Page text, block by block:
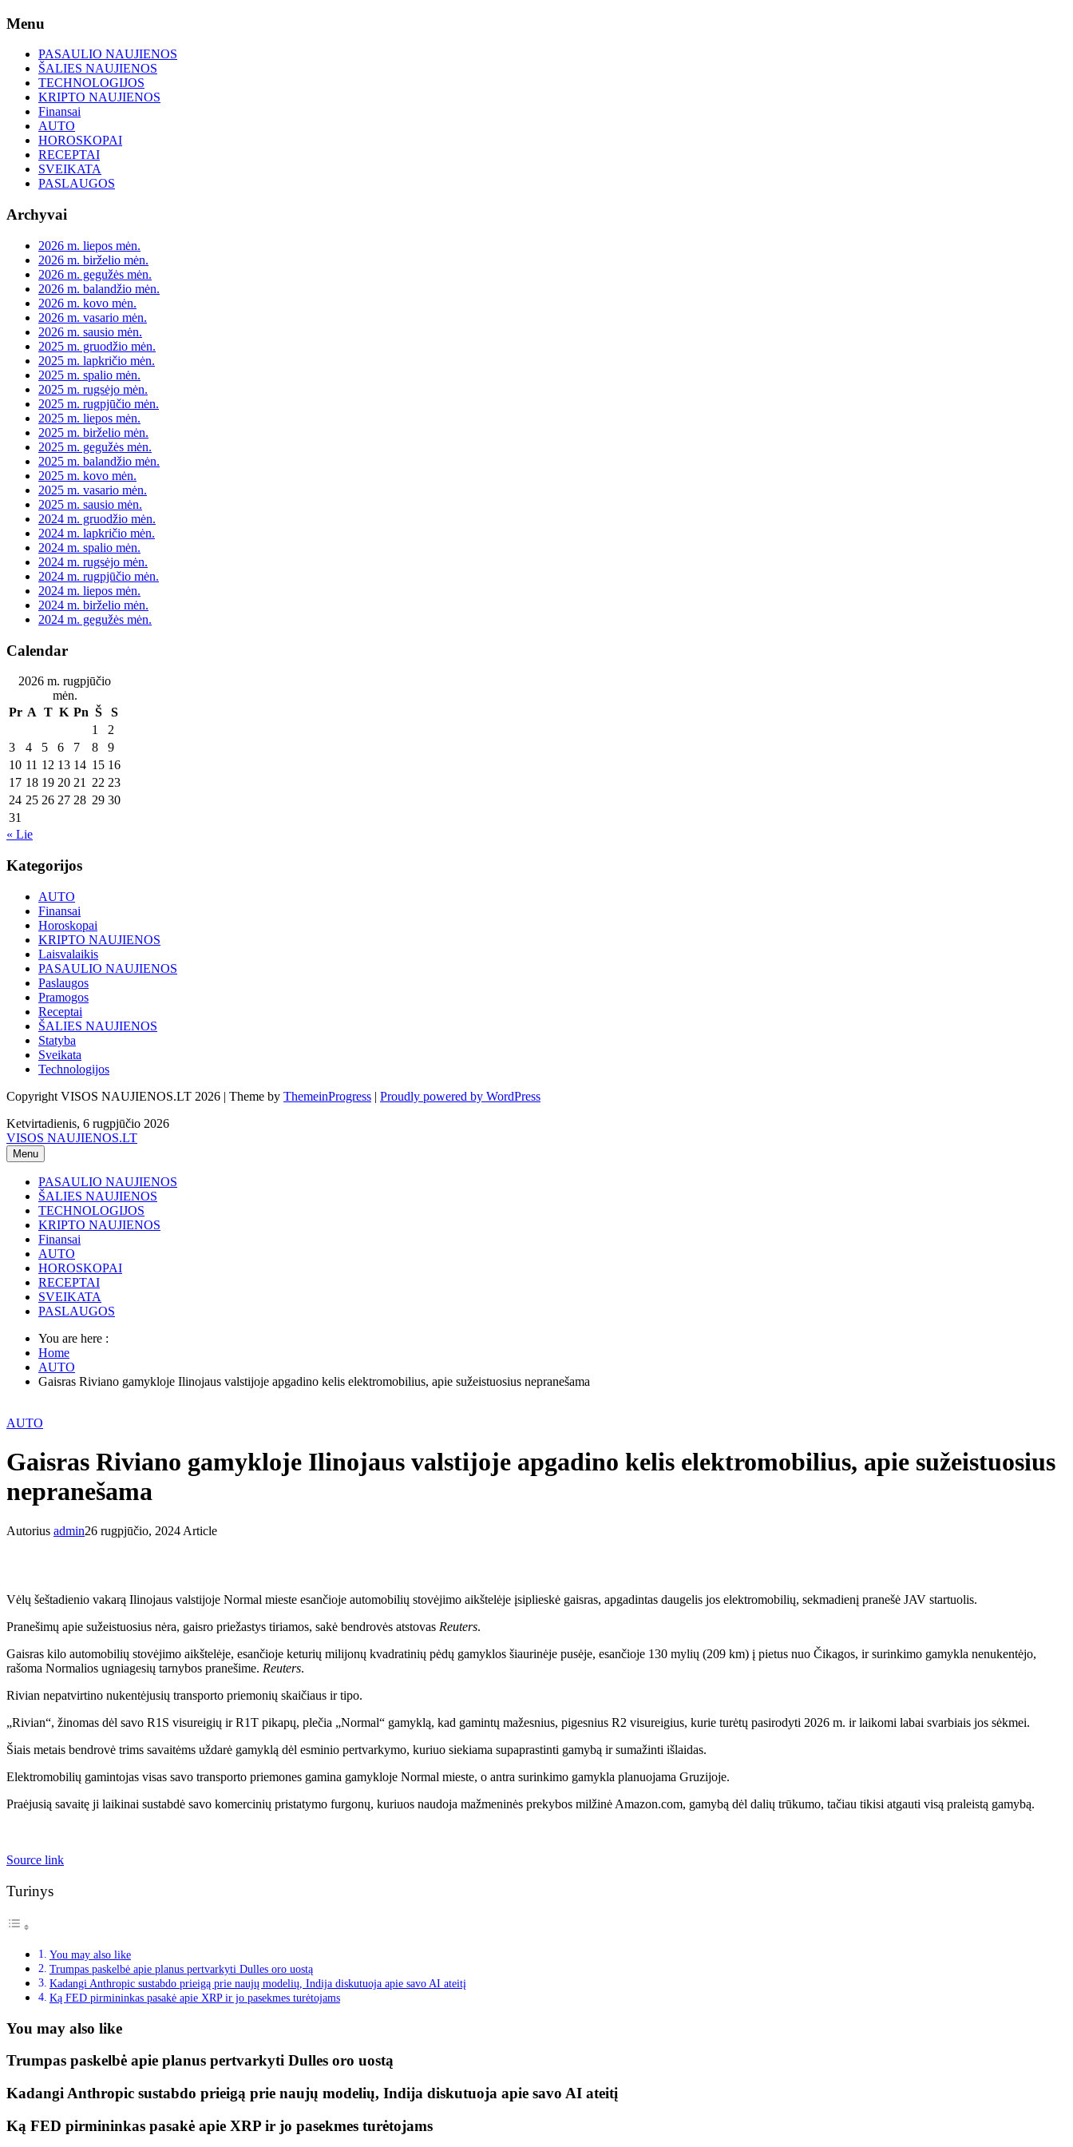
Skip
content
Menu
PASAULIO NAUJIENOS
ŠALIES NAUJIENOS
TECHNOLOGIJOS
KRIPTO NAUJIENOS
Finansai
AUTO
HOROSKOPAI
RECEPTAI
SVEIKATA
PASLAUGOS
Archyvai
2026 m. liepos mėn.
2026 m. birželio mėn.
2026 m. gegužės mėn.
2026 m. balandžio mėn.
2026 m. kovo mėn.
2026 m. vasario mėn.
2026 m. sausio mėn.
2025 m. gruodžio mėn.
2025 m. lapkričio mėn.
2025 m. spalio mėn.
2025 m. rugsėjo mėn.
2025 m. rugpjūčio mėn.
2025 m. liepos mėn.
2025 m. birželio mėn.
2025 m. gegužės mėn.
2025 m. balandžio mėn.
2025 m. kovo mėn.
2025 m. vasario mėn.
2025 m. sausio mėn.
2024 m. gruodžio mėn.
2024 m. lapkričio mėn.
2024 m. spalio mėn.
2024 m. rugsėjo mėn.
2024 m. rugpjūčio mėn.
2024 m. liepos mėn.
2024 m. birželio mėn.
2024 m. gegužės mėn.
Calendar
2026 m. rugpjūčio
mėn.
Pr A T K Pn Š
S
1
2
3
4 5 6 7 8
9
10 11 12 13 14 15 16
17 18 19 20 21 22 23
24 25 26 27 28 29 30
31
« Lie
Kategorijos
AUTO
Finansai
Horoskopai
KRIPTO NAUJIENOS
Laisvalaikis
PASAULIO NAUJIENOS
Paslaugos
Pramogos
Receptai
ŠALIES NAUJIENOS
Statyba
Sveikata
Technologijos
Copyright VISOS NAUJIENOS.LT 2026 | Theme by ThemeinProgress | Proudly powered by WordPress
Ketvirtadienis, 6 rugpjūčio 2026
VISOS NAUJIENOS.LT
Menu
PASAULIO NAUJIENOS
ŠALIES NAUJIENOS
TECHNOLOGIJOS
KRIPTO NAUJIENOS
Finansai
AUTO
HOROSKOPAI
RECEPTAI
SVEIKATA
PASLAUGOS
You are here :
Home
AUTO
Gaisras Riviano gamykloje Ilinojaus valstijoje apgadino kelis elektromobilius, apie sužeistuosius nepranešama
AUTO
Gaisras Riviano gamykloje Ilinojaus valstijoje apgadino kelis elektromobilius, apie sužeistuosius
nepranešama
Autorius admin26 rugpjūčio, 2024 Article
Vėlų šeštadienio vakarą Ilinojaus valstijoje Normal mieste esančioje automobilių stovėjimo aikštelėje įsiplieskė gaisras, apgadintas daugelis jos elektromobilių, sekmadienį pranešė JAV startuolis.
Pranešimų apie sužeistuosius nėra, gaisro priežastys tiriamos, sakė bendrovės atstovas Reuters.
Gaisras kilo automobilių stovėjimo aikštelėje, esančioje keturių milijonų kvadratinių pėdų gamyklos šiaurinėje pusėje, esančioje 130 mylių (209 km) į pietus nuo Čikagos, ir surinkimo gamykla nenukentėjo,
rašoma Normalios ugniagesių tarnybos pranešime. Reuters.
Rivian nepatvirtino nukentėjusių transporto priemonių skaičiaus ir tipo.
„Rivian“, žinomas dėl savo R1S visureigių ir R1T pikapų, plečia „Normal“ gamyklą, kad gamintų mažesnius, pigesnius R2 visureigius, kurie turėtų pasirodyti 2026 m. ir laikomi labai svarbiais jos sėkmei.
Šiais metais bendrovė trims savaitėms uždarė gamyklą dėl esminio pertvarkymo, kuriuo siekiama supaprastinti gamybą ir sumažinti išlaidas.
Elektromobilių gamintojas visas savo transporto priemones gamina gamykloje Normal mieste, o antra surinkimo gamykla planuojama Gruzijoje.
Praėjusią savaitę ji laikinai sustabdė savo komercinių pristatymo furgonų, kuriuos naudoja mažmeninės prekybos milžinė Amazon.com, gamybą dėl dalių trūkumo, tačiau tikisi atgauti visą praleistą gamybą.
Source link
Turinys
You may also like
Trumpas paskelbė apie planus pertvarkyti Dulles oro uostą
Kadangi Anthropic sustabdo prieigą prie naujų modelių, Indija diskutuoja apie savo AI ateitį
Ką FED pirmininkas pasakė apie XRP ir jo pasekmes turėtojams
You may also like
Trumpas paskelbė apie planus pertvarkyti Dulles oro uostą
Kadangi Anthropic sustabdo prieigą prie naujų modelių, Indija diskutuoja apie savo AI ateitį
Ką FED pirmininkas pasakė apie XRP ir jo pasekmes turėtojams